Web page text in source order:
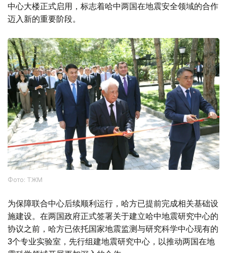
中心大楼正式启用，标志着哈中两国在地震安全领域的合作
迈入新的重要阶段。
Фото: ТЖМ
为保障联合中心后续顺利运行，哈方已提前完成相关基础设
施建设。在两国政府正式签署关于建立哈中地震研究中心的
协议之前，哈方已依托国家地震监测与研究科学中心现有的
3个专业实验室，先行组建地震研究中心，以推动两国在地